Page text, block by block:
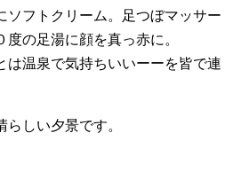
ソフトクリーム。足つぼマッサー
の足湯に顔を真っ赤に。
は温泉で気持ちいいーーを皆で連
しい夕景です。